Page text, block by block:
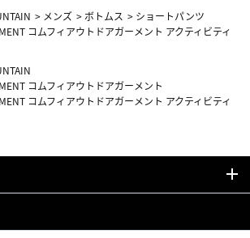
> メンズ > ボトムス > ショートパンツ
コムフィアウトドアガーメント アクティビティ
コムフィアウトドアガーメント
コムフィアウトドアガーメント アクティビティ